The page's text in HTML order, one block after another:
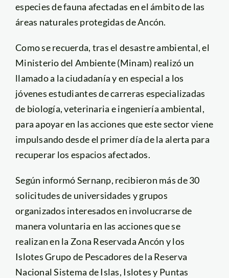
especies de fauna afectadas en el ámbito de las
áreas naturales protegidas de Ancón.
Como se recuerda, tras el desastre ambiental, el
Ministerio del Ambiente (Minam) realizó un
llamado a la ciudadanía y en especial a los
jóvenes estudiantes de carreras especializadas
de biología, veterinaria e ingeniería ambiental,
para apoyar en las acciones que este sector viene
impulsando desde el primer día de la alerta para
recuperar los espacios afectados.
Según informó Sernanp, recibieron más de 30
solicitudes de universidades y grupos
organizados interesados en involucrarse de
manera voluntaria en las acciones que se
realizan en la Zona Reservada Ancón y los
Islotes Grupo de Pescadores de la Reserva
Nacional Sistema de Islas, Islotes y Puntas